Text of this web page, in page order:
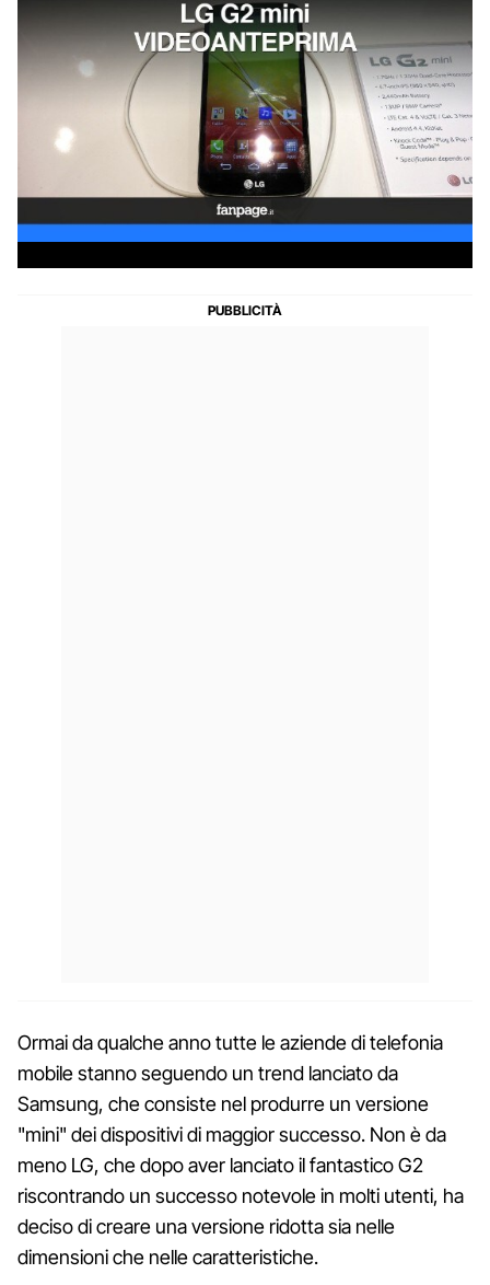
Ormai da qualche anno tutte le aziende di telefonia
mobile stanno seguendo un trend lanciato da
Samsung, che consiste nel produrre un versione
"mini" dei dispositivi di maggior successo. Non è da
meno LG, che dopo aver lanciato il fantastico G2
riscontrando un successo notevole in molti utenti, ha
deciso di creare una versione ridotta sia nelle
dimensioni che nelle caratteristiche.